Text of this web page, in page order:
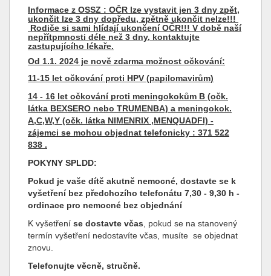
Informace z OSSZ : OČR lze vystavit jen 3 dny zpět,
ukončit lze 3 dny dopředu, zpětně ukončit nelze!!!
Rodiče si sami hlídají ukončení OČR!!! V době naší
nepřítpmnosti déle než 3 dny, kontaktujte
zastupujícího lékaře.
Od 1.1. 2024 je nově zdarma možnost očkování:
11-15 let očkování proti HPV (papilomavirům)
14 - 16 let očkování proti meningokokům B (očk.
látka BEXSERO nebo TRUMENBA) a meningokok.
A,C,W,Y (očk. látka NIMENRIX ,MENQUADFI) -
zájemci se mohou objednat telefonicky : 371 522
838 .
POKYNY SPLDD:
Pokud je vaše dítě akutně nemocné, dostavte se k
vyšetření bez předchozího telefonátu 7,30 - 9,30 h -
ordinace pro nemocné bez objednání
K vyšetření se dostavte včas , pokud se na stanovený
termín vyšetření nedostavíte včas, musíte se objednat
znovu.
Telefonujte věcně, stručně.